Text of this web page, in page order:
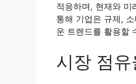
적응하며, 현재와 미
통해 기업은 규제,
운 트렌드를 활용할
시장 점유